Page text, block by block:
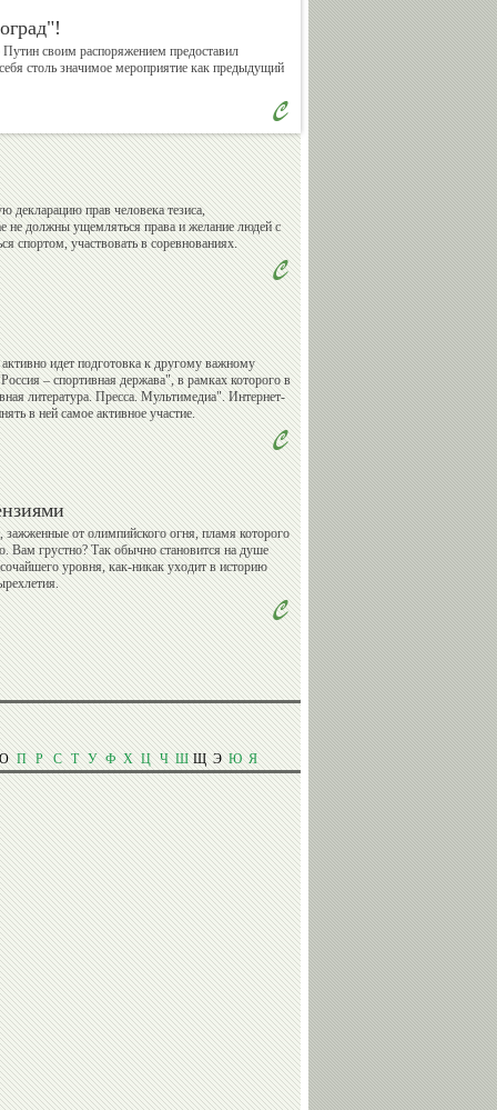
Валерий
Владимир
Спичков
Александр
Бармин
Александр
Катушев
Андрей
Кислов
Василий
Сенаторов
Михаил
Мамиашвили
Евгений
Малков
Сергей
Ворожун
Дмитрий
Крикорьянц
Александр
Ухов
Сергей
Елисеев
Ольга
Капранова
Николай
Горелов
Юрий
Шахмурадов
Гоги
Когуашвили
своим распоряжением предоставил
столь значимое мероприятие как предыдущий
прав человека тезиса,
не должны ущемляться права и желание людей с
спортом, участвовать в соревнованиях.
идет подготовка к другому важному
– спортивная держава", в рамках которого в
литература. Пресса. Мультимедиа". Интернет-
в ней самое активное участие.
от олимпийского огня, пламя которого
Вам грустно? Так обычно становится на душе
уровня, как-никак уходит в историю
О П Р С Т У Ф Х Ц Ч Ш Щ Э Ю Я